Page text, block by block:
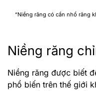
“Niềng răng có cần nhổ răng
Niềng răng
Niềng răng được biết
phổ biến trên thế giới